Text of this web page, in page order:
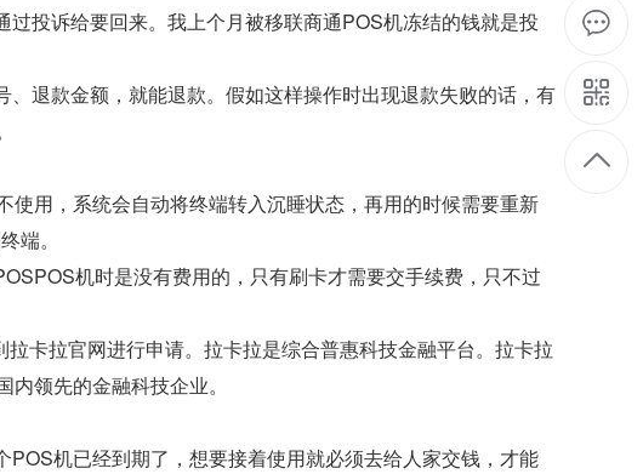
投诉给要回来。我上个月被移联商通POS机冻结的钱就是投
退款金额，就能退款。假如这样操作时出现退款失败的话，有
用，系统会自动将终端转入沉睡状态，再用的时候需要重新
端。
机时是没有费用的，只有刷卡才需要交手续费，只不过
卡拉官网进行申请。拉卡拉是综合普惠科技金融平台。拉卡拉
领先的金融科技企业。
机已经到期了，想要接着使用就必须去给人家交钱，才能